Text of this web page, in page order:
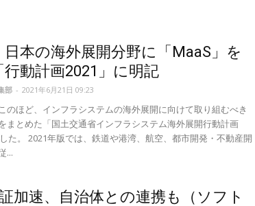
日本の海外展開分野に「MaaS」を
動計画2021」に明記
部 - 2021年6月21日 09:23
のほど、インフラシステムの海外展開に向けて取り組むべき
まとめた「国土交通省インフラシステム海外展開行動計画
た。 2021年版では、鉄道や港湾、航空、都市開発・不動産開
...
加速、自治体との連携も（ソフト